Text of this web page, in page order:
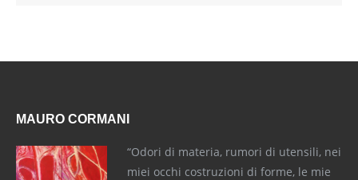
MAURO CORMANI
“Odori di materia, rumori di utensili, nei
miei occhi costruzioni di forme, le mie